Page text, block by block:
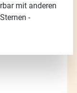
mit anderen
-